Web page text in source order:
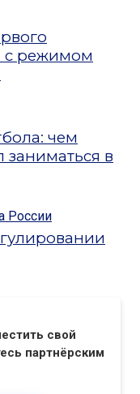
с режимом
чем
в
свой
партнёрским